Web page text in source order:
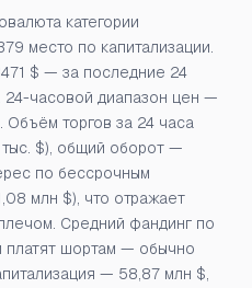
категории
место по капитализации.
$ — за последние 24
24-часовой диапазон цен —
торгов за 24 часа
тыс. $), общий оборот —
по бессрочным
млн $), что отражает
Средний фандинг по
платят шортам — обычно
— 58,87 млн $,